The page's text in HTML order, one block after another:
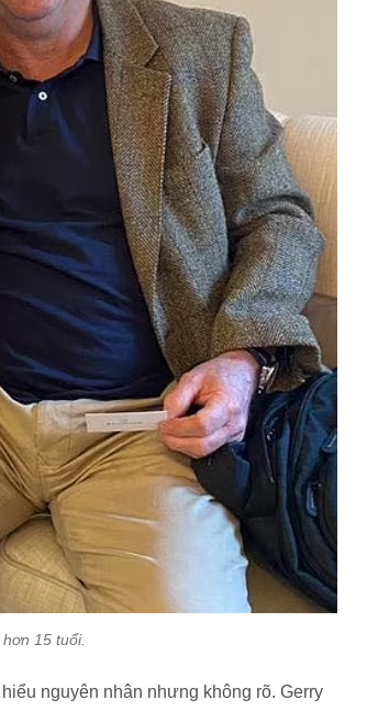
15 tuổi.
nguyên nhân nhưng không rõ. Gerry